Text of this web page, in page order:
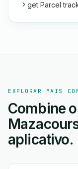
get Parcel
EXPLORAR MAIS
Combine
aplicativo.